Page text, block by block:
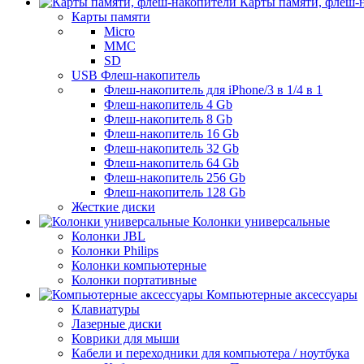
Карты памяти
Micro
MMC
SD
USB Флеш-накопитель
Флеш-накопитель для iPhone/3 в 1/4 в 1
Флеш-накопитель 4 Gb
Флеш-накопитель 8 Gb
Флеш-накопитель 16 Gb
Флеш-накопитель 32 Gb
Флеш-накопитель 64 Gb
Флеш-накопитель 256 Gb
Флеш-накопитель 128 Gb
Жесткие диски
Колонки универсальные
Колонки JBL
Колонки Philips
Колонки компьютерные
Колонки портативные
Компьютерные аксессуары
Клавиатуры
Лазерные диски
Коврики для мыши
Кабели и переходники для компьютера / ноутбука